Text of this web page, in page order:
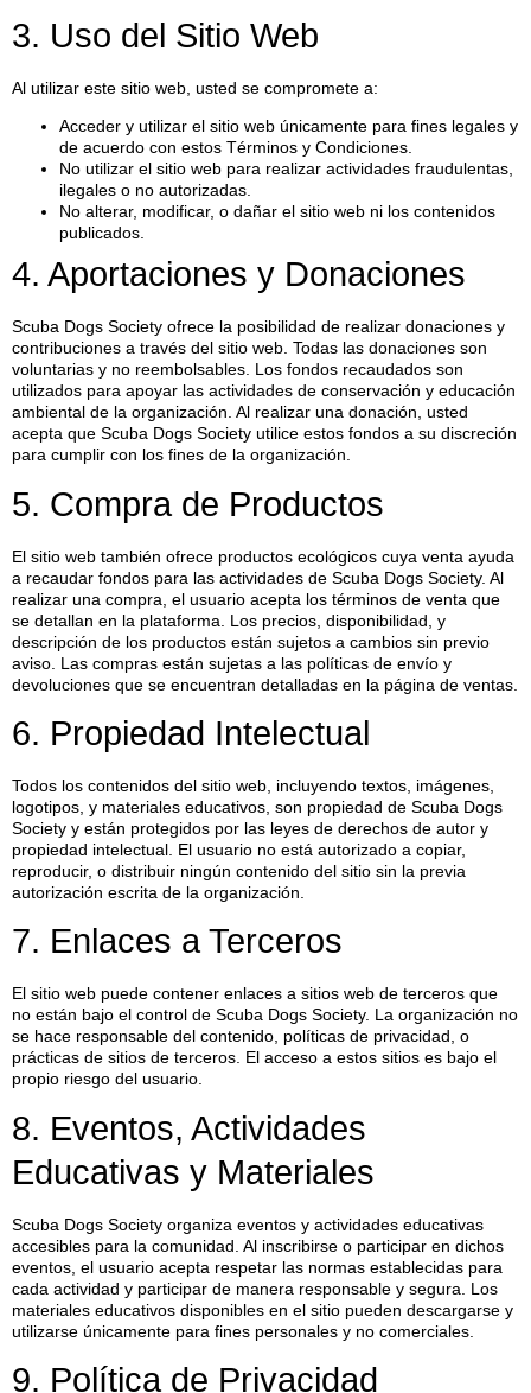
3. Uso del Sitio Web
Al utilizar este sitio web, usted se compromete a:
Acceder y utilizar el sitio web únicamente para fines legales y
de acuerdo con estos Términos y Condiciones.
No utilizar el sitio web para realizar actividades fraudulentas,
ilegales o no autorizadas.
No alterar, modificar, o dañar el sitio web ni los contenidos
publicados.
4. Aportaciones y Donaciones
Scuba Dogs Society ofrece la posibilidad de realizar donaciones y
contribuciones a través del sitio web. Todas las donaciones son
voluntarias y no reembolsables. Los fondos recaudados son
utilizados para apoyar las actividades de conservación y educación
ambiental de la organización. Al realizar una donación, usted
acepta que Scuba Dogs Society utilice estos fondos a su discreción
para cumplir con los fines de la organización.
5. Compra de Productos
El sitio web también ofrece productos ecológicos cuya venta ayuda
a recaudar fondos para las actividades de Scuba Dogs Society. Al
realizar una compra, el usuario acepta los términos de venta que
se detallan en la plataforma. Los precios, disponibilidad, y
descripción de los productos están sujetos a cambios sin previo
aviso. Las compras están sujetas a las políticas de envío y
devoluciones que se encuentran detalladas en la página de ventas.
6. Propiedad Intelectual
Todos los contenidos del sitio web, incluyendo textos, imágenes,
logotipos, y materiales educativos, son propiedad de Scuba Dogs
Society y están protegidos por las leyes de derechos de autor y
propiedad intelectual. El usuario no está autorizado a copiar,
reproducir, o distribuir ningún contenido del sitio sin la previa
autorización escrita de la organización.
7. Enlaces a Terceros
El sitio web puede contener enlaces a sitios web de terceros que
no están bajo el control de Scuba Dogs Society. La organización no
se hace responsable del contenido, políticas de privacidad, o
prácticas de sitios de terceros. El acceso a estos sitios es bajo el
propio riesgo del usuario.
8. Eventos, Actividades
Educativas y Materiales
Scuba Dogs Society organiza eventos y actividades educativas
accesibles para la comunidad. Al inscribirse o participar en dichos
eventos, el usuario acepta respetar las normas establecidas para
cada actividad y participar de manera responsable y segura. Los
materiales educativos disponibles en el sitio pueden descargarse y
utilizarse únicamente para fines personales y no comerciales.
9. Política de Privacidad